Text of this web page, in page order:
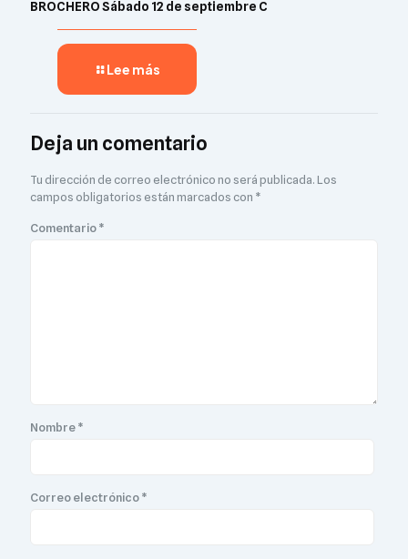
BROCHERO Sábado 12 de septiembre C
Lee más
Deja un comentario
Tu dirección de correo electrónico no será publicada.Los
campos obligatorios están marcados con *
Comentario*
Nombre*
Correo electrónico*